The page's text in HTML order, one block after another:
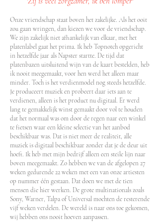
Onze vriendschap staat boven het zakelijke. Als het ooit
zou gaan wringen, dan kiezen we voor de vriendschap.
We zijn zakelijk niet afhankelijk van elkaar, met het
platenlabel gaat het prima. Ik heb Topnotch opgericht
in hetzelfde jaar als Napster startte. De tijd dat
platenbazen uitsluitend wijn van de kaart bestelden, heb
ik nooit meegemaakt, voor hen werd het alleen maar
minder. Toch is het verdienmodel nog steeds hetzelfde.
Je produceert muziek en probeert daar iets aan te
verdienen, alleen is het product nu digitaal. Er werd
lang te gemakkelijk winst gemaakt door vol te houden
dat het normaal was om door de regen naar een winkel
te fietsen waar een kleine selectie van het aanbod
beschikbaar was. Dat is niet meer de realiteit, alle
muziek is digitaal beschikbaar zonder dat je de deur uit
hoeft. Ik heb met mijn bedrijf alleen een steile lijn naar
boven meegemaakt. Zo hebben we van de afgelopen 27
weken gedurende 22 weken met een van onze artiesten
op nummer één gestaan. Dat doen we met de tien
mensen die hier werken. De grote multinationals zoals
Sony, Warner, Talpa of Universal mochten de resterende
vijf weken verdelen. De wereld is naar ons toe gekomen,
wij hebben ons nooit hoeven aanpassen.